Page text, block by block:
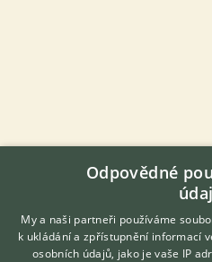
Odpovědné
My a naši partneři používáme
k ukládání a zpřístupnění informací
osobních údajů, jako je vaše IP